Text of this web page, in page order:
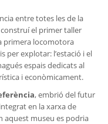
entre totes les de la
el primer taller
primera locomotora
per explotar: l’estació i el
espais dedicats al
i econòmicament.
, embrió del futur
en la xarxa de
aquest museu es podria